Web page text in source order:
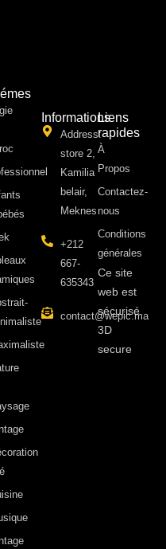
Informations
Address:
store 2,
Kamilia
belair,
Meknes
+212
667-
635343
contact@wepic.ma
Liens
rapides
À
Propos ​
Contactez-
nous
Conditions
générales
Ce site
web est
sécurisé
3D
secure